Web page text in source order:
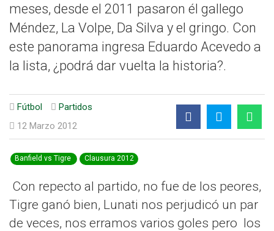
meses, desde el 2011 pasaron él gallego
Méndez, La Volpe, Da Silva y el gringo. Con
este panorama ingresa Eduardo Acevedo a
la lista, ¿podrá dar vuelta la historia?.
Fútbol
Partidos
12 Marzo 2012
Banfield vs Tigre Clausura 2012
Con repecto al partido, no fue de los peores,
Tigre ganó bien, Lunati nos perjudicó un par
de veces, nos erramos varios goles pero los